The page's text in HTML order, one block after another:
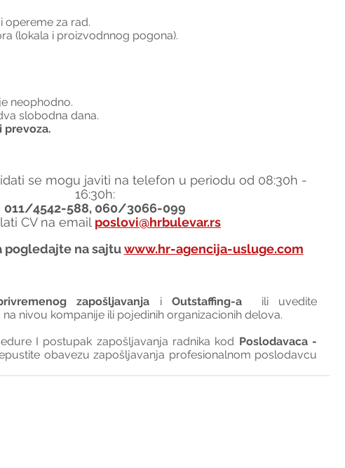
opereme za rad.
(lokala i proizvodnnog pogona).
neophodno.
slobodna dana.
prevoza.
se mogu javiti na telefon u periodu od 08:30h -
16:30h:
011/4542-588, 060/3066-099
CV na email poslovi@hrbulevar.rs
pogledajte na sajtu www.hr-agencija-usluge.com
zapošljavanja i Outstaffing-a
na nivou kompanije ili pojedinih organizacionih delova.
I postupak zapošljavanja radnika kod Poslodavaca -
obavezu zapošljavanja profesionalnom poslodavcu